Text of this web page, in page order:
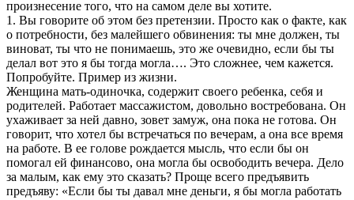
произнесение того, что на самом деле вы хотите.
1. Вы говорите об этом без претензии. Просто как о факте, как
о потребности, без малейшего обвинения: ты мне должен, ты
виноват, ты что не понимаешь, это же очевидно, если бы ты
делал вот это я бы тогда могла…. Это сложнее, чем кажется.
Попробуйте. Пример из жизни.
Женщина мать-одиночка, содержит своего ребенка, себя и
родителей. Работает массажистом, довольно востребована. Он
ухаживает за ней давно, зовет замуж, она пока не готова. Он
говорит, что хотел бы встречаться по вечерам, а она все время
на работе. В ее голове рождается мысль, что если бы он
помогал ей финансово, она могла бы освободить вечера. Дело
за малым, как ему это сказать? Проще всего предъявить
предъяву: «Если бы ты давал мне деньги, я бы могла работать